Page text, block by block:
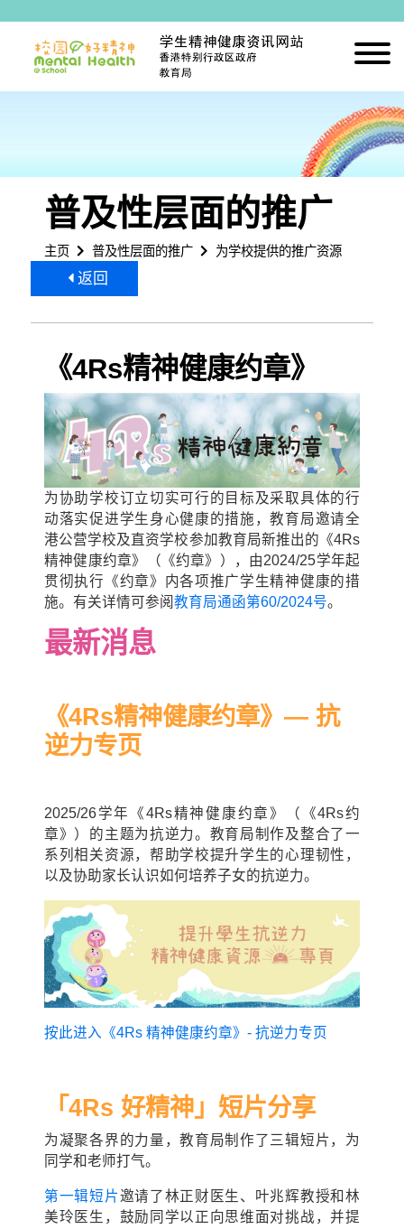
普及性层面的推广
主页 普及性层面的推广 为学校提供的推广资源
返回
《4Rs精神健康约章》
为协助学校订立切实可行的目标及采取具体的行
动落实促进学生身心健康的措施，教育局邀请全
港公营学校及直资学校参加教育局新推出的《4Rs
精神健康约章》（《约章》），由2024/25学年起
贯彻执行《约章》内各项推广学生精神健康的措
施。有关详情可参阅教育局通函第60/2024号。
最新消息
《4Rs精神健康约章》— 抗
逆力专页
2025/26学年《4Rs精神健康约章》（《4Rs约
章》）的主题为抗逆力。教育局制作及整合了一
系列相关资源，帮助学校提升学生的心理韧性，
以及协助家长认识如何培养子女的抗逆力。
按此进入《4Rs 精神健康约章》- 抗逆力专页
「4Rs 好精神」 短片分享
为凝聚各界的力量，教育局制作了三辑短片，为
同学和老师打气。
第一辑短片邀请了林正财医生、叶兆辉教授和林
美玲医生，鼓励同学以正向思维面对挑战，并提